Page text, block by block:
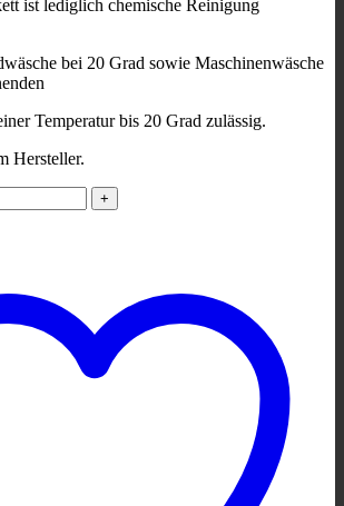
ist lediglich chemische Reinigung
bei 20 Grad sowie Maschinenwäsche
Temperatur bis 20 Grad zulässig.
Hersteller.